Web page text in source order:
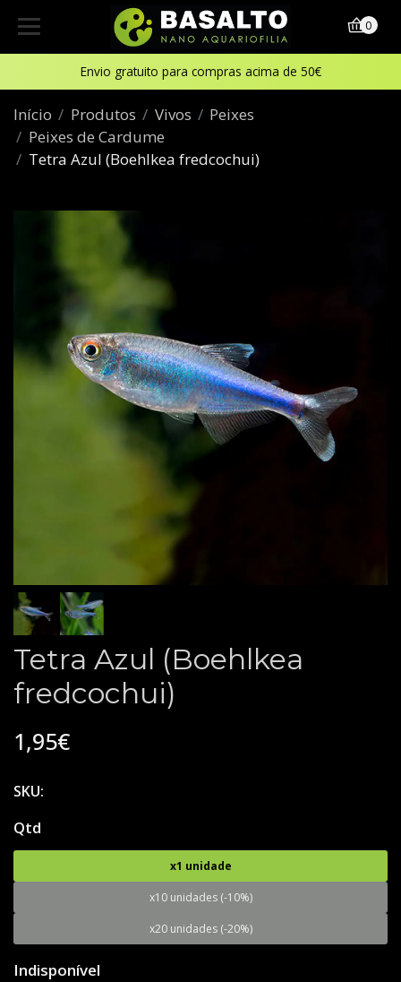
Envio gratuito para compras acima de 50€
0
Início Produtos Vivos
Peixes
Peixes de Cardume
Tetra Azul (Boehlkea fredcochui)
Tetra Azul (Boehlkea
fredcochui)
1,95€
SKU:
Qtd
x1 unidade
x10 unidades (-10%)
x20 unidades (-20%)
Indisponível